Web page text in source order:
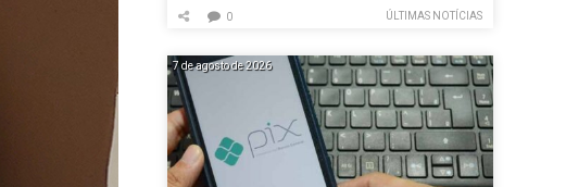
ÚLTIMAS NOTÍCIAS
0
7 de agosto de 2026